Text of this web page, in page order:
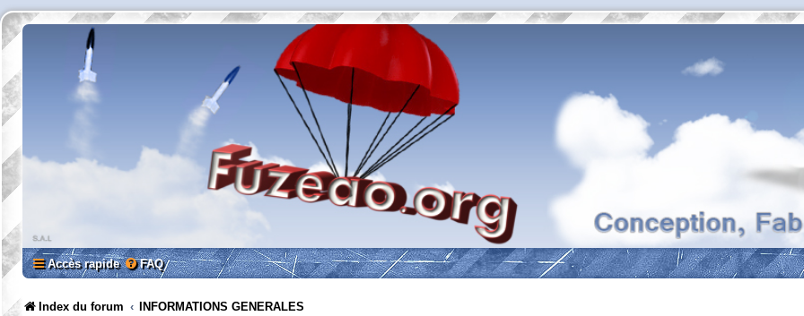
Accès rapide FAQ
Index du forum INFORMATIONS GENERALES